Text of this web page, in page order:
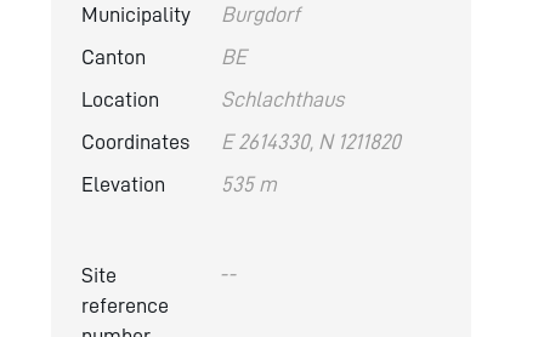
Municipality
Burgdorf
Canton
BE
Location
Schlachthaus
Coordinates
E 2614330, N 1211820
Elevation
535 m
Site
reference
--